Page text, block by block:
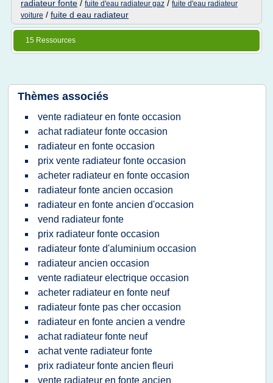
radiateur fonte / fuite d'eau radiateur gaz / fuite d'eau radiateur
voiture / fuite d eau radiateur
15 Ressources
Thèmes associés
vente radiateur en fonte occasion
achat radiateur fonte occasion
radiateur en fonte occasion
prix vente radiateur fonte occasion
acheter radiateur en fonte occasion
radiateur fonte ancien occasion
radiateur en fonte ancien d'occasion
vend radiateur fonte
prix radiateur fonte occasion
radiateur fonte d'aluminium occasion
radiateur ancien occasion
vente radiateur electrique occasion
acheter radiateur en fonte neuf
radiateur fonte pas cher occasion
radiateur en fonte ancien a vendre
achat radiateur fonte neuf
achat vente radiateur fonte
prix radiateur fonte ancien fleuri
vente radiateur en fonte ancien